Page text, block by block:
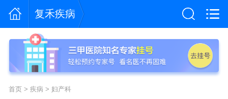
复禾疾病
首页> 疾病 > 妇产科